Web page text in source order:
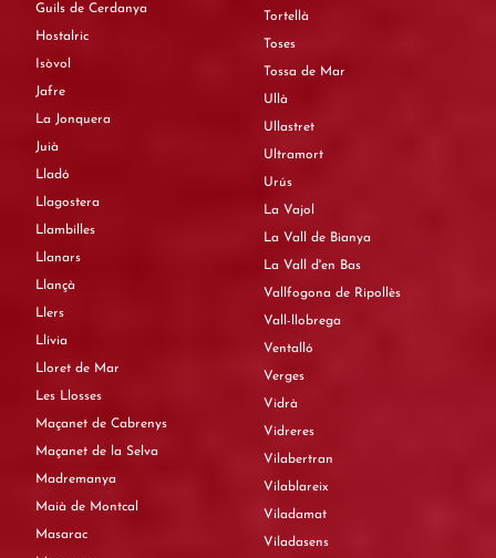
Guils de Cerdanya
Hostalric
Isòvol
Jafre
La Jonquera
Juià
Lladó
Llagostera
Llambilles
Llanars
Llançà
Llers
Llívia
Lloret de Mar
Les Llosses
Maçanet de Cabrenys
Maçanet de la Selva
Madremanya
Maià de Montcal
Masarac
Tortellà
Toses
Tossa de Mar
Ullà
Ullastret
Ultramort
Urús
La Vajol
La Vall de Bianya
La Vall d'en Bas
Vallfogona de Ripollès
Vall-llobrega
Ventalló
Verges
Vidrà
Vidreres
Vilabertran
Vilablareix
Viladamat
Viladasens